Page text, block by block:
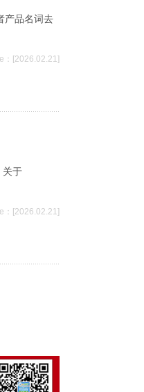
产品名词去
：[2026.02.21]
关于
：[2026.02.21]